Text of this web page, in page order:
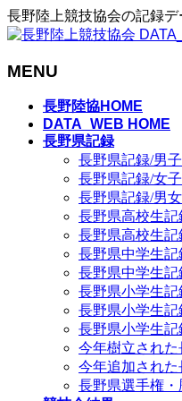
長野陸上競技協会の記録
MENU
長野陸協HOME
DATA_WEB HOME
長野県記録
長野県記録/男子
長野県記録/女子
長野県記録/男女
長野県高校生記
長野県高校生記
長野県中学生記
長野県中学生記
長野県小学生記
長野県小学生記
長野県小学生記
今年樹立され
今年追加され
長野県選手権・